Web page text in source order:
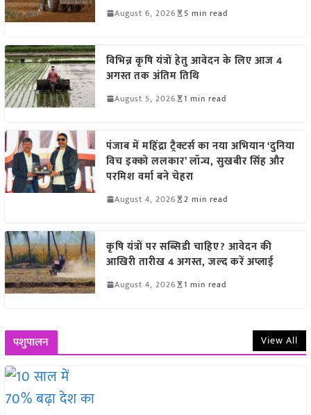
August 6, 2026 5 min read
विभिन्न कृषि यंत्रों हेतु आवेदन के लिए आज 4
अगस्त तक अंतिम तिथि
August 5, 2026 1 min read
पंजाब में महिंद्रा ट्रैक्टर्स का नया अभियान ‘दुनिया
विच इक्को ललकार’ लॉन्च, सुखबीर सिंह और
परमिश वर्मा बने चेहरा
August 4, 2026 2 min read
कृषि यंत्रों पर सब्सिडी चाहिए? आवेदन की
आखिरी तारीख 4 अगस्त, जल्द करें अप्लाई
August 4, 2026 1 min read
पशुपालन View All